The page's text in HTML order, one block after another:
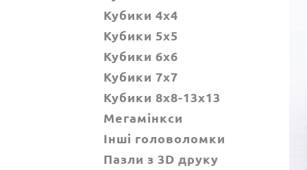
Кубики 4x4
Кубики 5x5
Кубики 6х6
Кубики 7х7
Кубики 8x8-13x13
Мегамінкси
Інші головоломки
Пазли з 3D друку